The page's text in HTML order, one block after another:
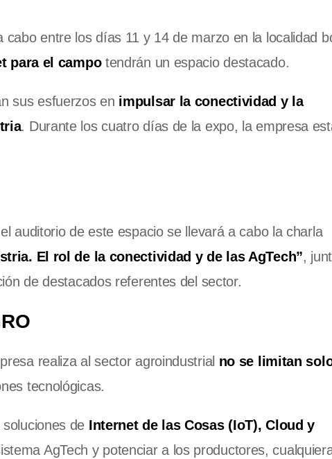
cabo entre los días 11 y 14 de marzo en la localidad
para el campotendrán un espacio destacado.
sus esfuerzos en impulsar la conectividad y la
. Durante los cuatro días de la expo, la empresa
auditorio de este espacio se llevará a cabo la charla
El rol de la conectividad y de las AgTech”,
de destacados referentes del sector.
realiza al sector agroindustrial no se limitan
tecnológicas.
de Internet de las Cosas (IoT), Cloud y
AgTech y potenciar a los productores,